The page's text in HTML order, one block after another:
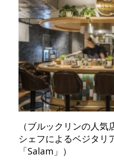
（ブルックリンの人
シェフによるベジタリ
「Salam」）